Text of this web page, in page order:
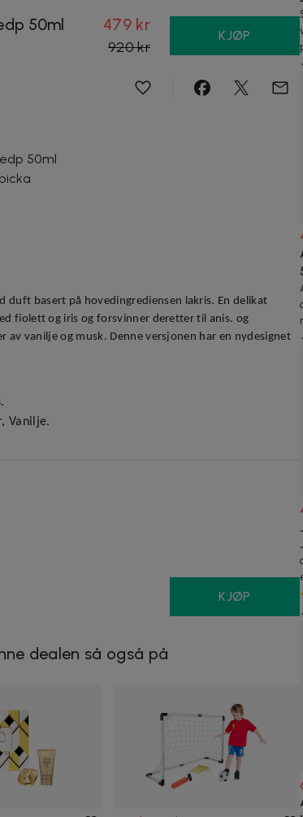
50ml 479 kr
920 kr
KJØP
50ml
duft basert på hovedingrediensen lakris. En delikat
fiolett og iris og forsvinner deretter til anis. og
av vanilje og musk. Denne versjonen har en nydesignet
Vanilje.
KJØP
dealen så også på